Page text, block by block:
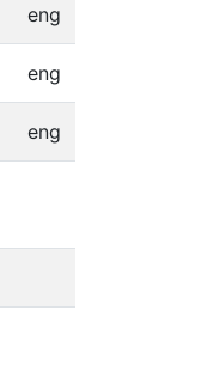
eng
eng
eng